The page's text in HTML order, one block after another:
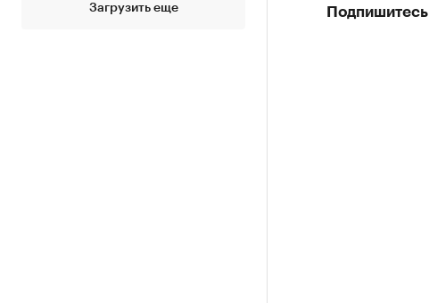
Загрузить еще